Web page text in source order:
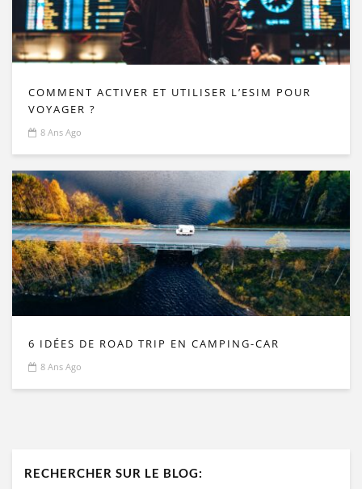
COMMENT ACTIVER ET UTILISER L’ESIM POUR
VOYAGER ?
8 Ans Ago
6 IDÉES DE ROAD TRIP EN CAMPING-CAR
8 Ans Ago
RECHERCHER SUR LE BLOG: